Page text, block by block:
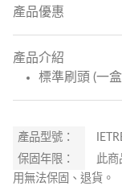
產品優惠
產品介紹
標準刷頭 (一
產品型號：
保固年限：
此
用無法保固、退貨。